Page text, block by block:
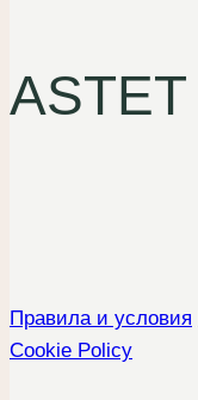
ASTET
Правила и условия
Cookie Policy